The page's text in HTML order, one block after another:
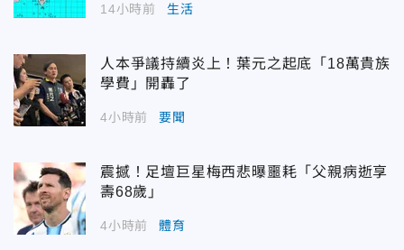
14小時前 生活
人本爭議持續炎上！葉元之起底「18萬貴族
學費」開轟了
4小時前 要聞
震撼！足壇巨星梅西悲曝噩耗「父親病逝享
壽68歲」
4小時前 體育